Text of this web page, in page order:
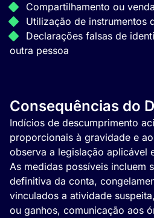
Compartilhamento ou
Utilização de instrumentos
Declarações falsas de
outra pessoa
Consequências do
Indícios de descumprimento
proporcionais à gravidade e
observa a legislação aplicável
As medidas possíveis incluem
definitiva da conta,
vinculados a atividade
ou ganhos, comunicação aos